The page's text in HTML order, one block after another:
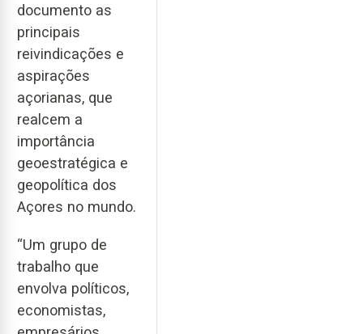
documento as
principais
reivindicações e
aspirações
açorianas, que
realcem a
importância
geoestratégica e
geopolítica dos
Açores no mundo.
“Um grupo de
trabalho que
envolva políticos,
economistas,